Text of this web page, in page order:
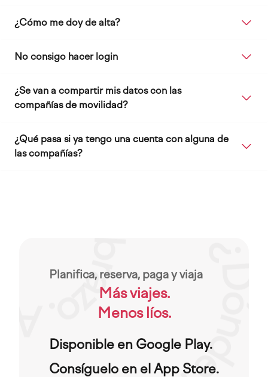
¿Cómo me doy de alta?
No consigo hacer login
¿Se van a compartir mis datos con las
compañías de movilidad?
¿Qué pasa si ya tengo una cuenta con alguna de
las compañías?
Planifica, reserva, paga y viaja
Más viajes.
Menos líos.
Disponible en Google Play.
Consíguelo en el App Store.